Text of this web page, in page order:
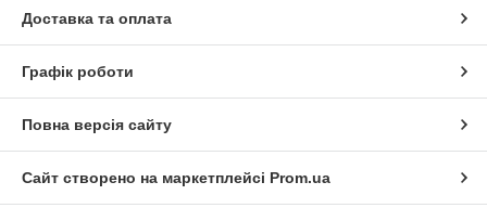
Доставка та оплата
Графік роботи
Повна версія сайту
Сайт створено на маркетплейсі Prom.ua